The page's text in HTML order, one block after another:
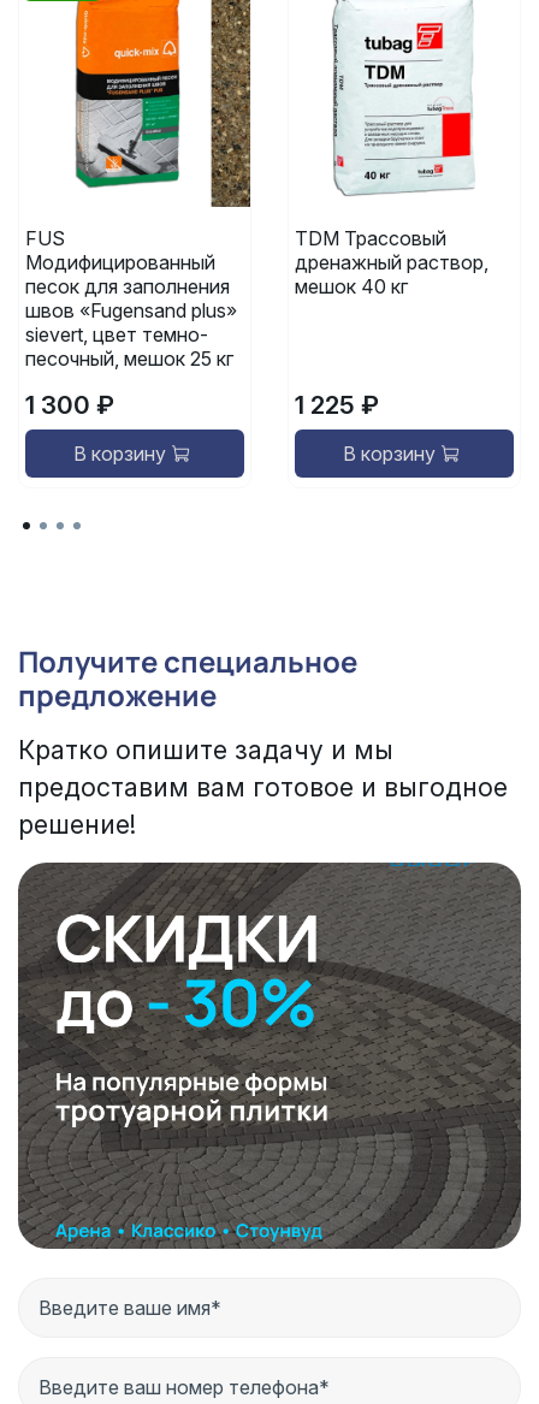
FUS
Модифицированный
песок для заполнения
швов «Fugensand plus»
sievert, цвет темно-
песочный, мешок 25 кг
1 300 ₽
В корзину
TDM Трассовый
дренажный раствор,
мешок 40 кг
1 225 ₽
В корзину
Получите специальное
предложение
Кратко опишите задачу и мы
предоставим вам готовое и выгодное
решение!